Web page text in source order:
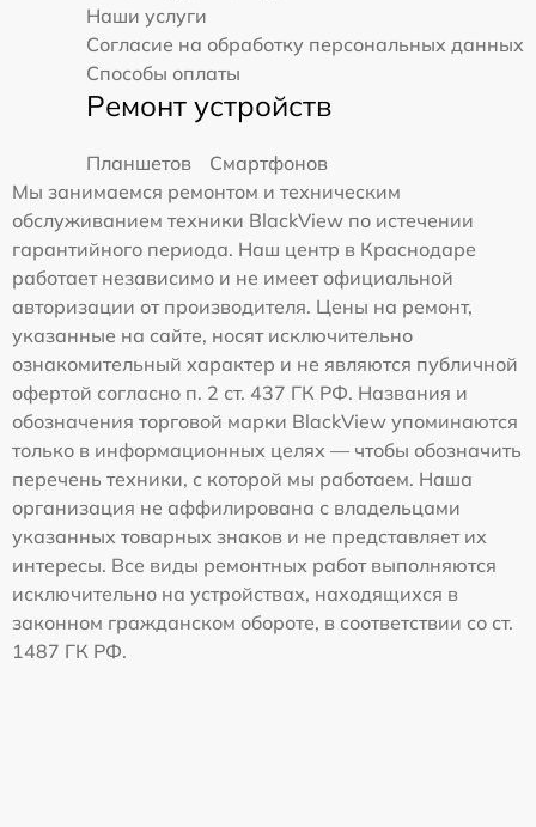
Наши услуги
Согласие на обработку персональных данных
Способы оплаты
Ремонт устройств
Планшетов
Смартфонов
Мы занимаемся ремонтом и техническим
обслуживанием техники BlackView по истечении
гарантийного периода. Наш центр в Краснодаре
работает независимо и не имеет официальной
авторизации от производителя. Цены на ремонт,
указанные на сайте, носят исключительно
ознакомительный характер и не являются публичной
офертой согласно п. 2 ст. 437 ГК РФ. Названия и
обозначения торговой марки BlackView упоминаются
только в информационных целях — чтобы обозначить
перечень техники, с которой мы работаем. Наша
организация не аффилирована с владельцами
указанных товарных знаков и не представляет их
интересы. Все виды ремонтных работ выполняются
исключительно на устройствах, находящихся в
законном гражданском обороте, в соответствии со ст.
1487 ГК РФ.